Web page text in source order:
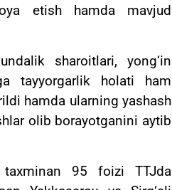
etish hamda mavjud
sharoitlari, yong‘in
tayyorgarlik holati ham
hamda ularning yashash
olib borayotganini aytib
taxminan 95 foizi TTJda